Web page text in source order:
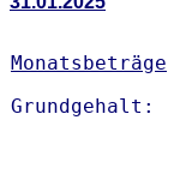
Monatsbeträge